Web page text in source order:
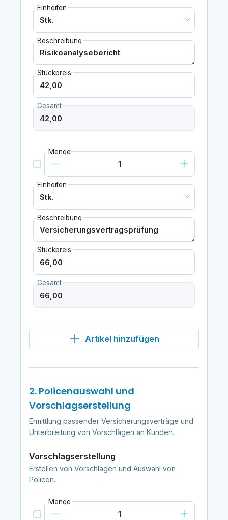
Einheiten
Beschreibung
Stückpreis
Gesamt
Menge
Einheiten
Beschreibung
Stückpreis
Gesamt
Artikel hinzufügen
2. Policenauswahl und
Vorschlagserstellung
Ermittlung passender Versicherungsverträge und
Unterbreitung von Vorschlägen an Kunden.
Vorschlagserstellung
Erstellen von Vorschlägen und Auswahl von
Policen.
Menge